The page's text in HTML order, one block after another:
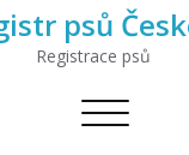
psů
Registrace psů
Toggle